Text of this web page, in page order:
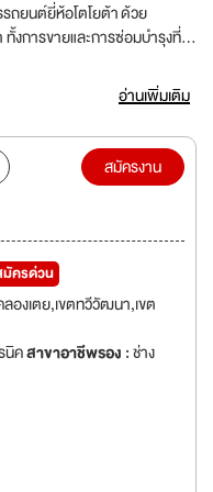
ถยนต์ยี่ห้อโตโยต้า ด้วย
งการขายและการซ่อมบำรุงที่มี
ชาญ และกล้ารับประกันผล
ลากหลาย ไม่ว่าจะเป็น รถใหม่
ที่ผลิตภายในและนำเข้าจากต่าง
ยชั้น 1 ไปจนถึงสินเชื่อรีไฟแนนซ์
อ่านเพิ่มเติม
สมัครงาน
ครด่วน
องเตย,เขตทวีวัฒนา,เขต
นิคสาขาอาชีพรอง :ช่าง